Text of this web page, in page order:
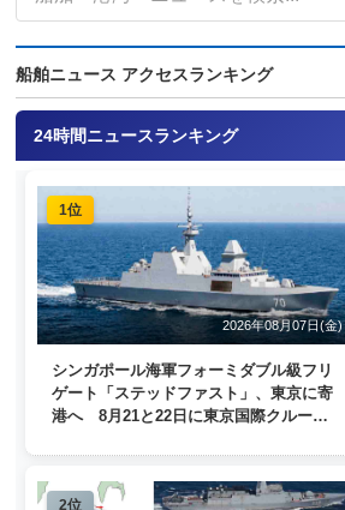
船舶ニュース アクセスランキング
24時間ニュースランキング
1位
2026年08月07日(金)
シンガポール海軍フォーミダブル級フリ
ゲート「ステッドファスト」、東京に寄
港へ 8月21と22日に東京国際クルーズ
2位